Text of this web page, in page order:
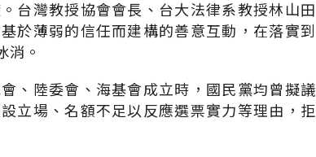
台灣教授協會會長、台大法律系教授林山田
於薄弱的信任而建構的善意互動，在落實到
消。
、陸委會、海基會成立時，國民黨均曾擬議
立場、名額不足以反應選票實力等理由，拒